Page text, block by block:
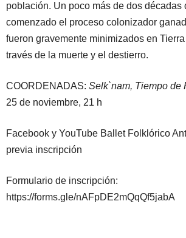
población. Un poco más de dos décadas
comenzado el proceso colonizador
fueron gravemente minimizados en
través de la muerte y el destierro.
COORDENADAS: Selk`nam, Tiempo de
25 de noviembre, 21 h
Facebook y YouTube Ballet Folklórico
previa inscripción
Formulario de inscripción:
https://forms.gle/nAFpDE2mQqQf5jabA